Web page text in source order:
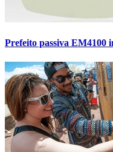
Prefeito passiva EM4100